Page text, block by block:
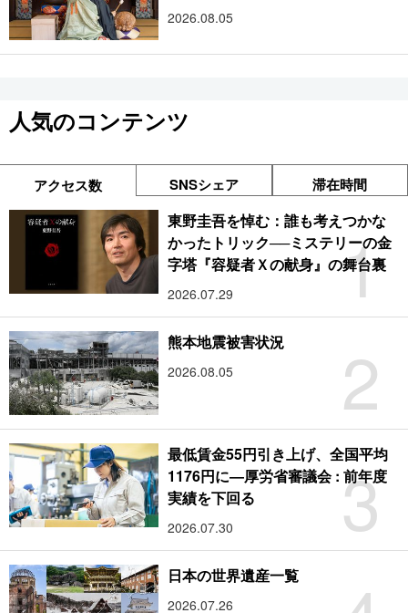
2026.08.05
人気のコンテンツ
アクセス数 SNSシェア 滞在時間
1
東野圭吾を悼む：誰も考えつかな
かったトリック──ミステリーの金
字塔『容疑者Ｘの献身』の舞台裏
2026.07.29
2
熊本地震被害状況
2026.08.05
3
最低賃金55円引き上げ、全国平均
1176円に―厚労省審議会 : 前年度
実績を下回る
2026.07.30
日本の世界遺産一覧
2026.07.26